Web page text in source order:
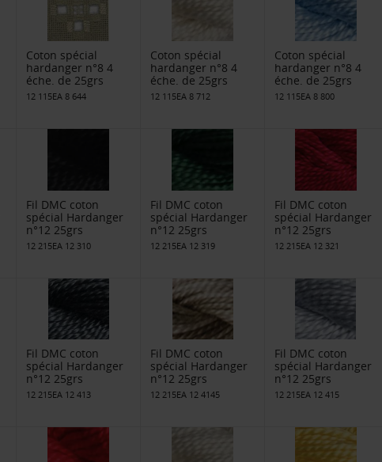
Coton spécial
hardanger n°8 4
éche. de 25grs
12 115EA 8 644
Coton spécial
hardanger n°8 4
éche. de 25grs
12 115EA 8 712
Coton spécial
hardanger n°8 4
éche. de 25grs
12 115EA 8 800
Fil DMC coton
spécial Hardanger
n°12 25grs
12 215EA 12 310
Fil DMC coton
spécial Hardanger
n°12 25grs
12 215EA 12 319
Fil DMC coton
spécial Hardanger
n°12 25grs
12 215EA 12 321
Fil DMC coton
spécial Hardanger
n°12 25grs
12 215EA 12 413
Fil DMC coton
spécial Hardanger
n°12 25grs
12 215EA 12 4145
Fil DMC coton
spécial Hardanger
n°12 25grs
12 215EA 12 415